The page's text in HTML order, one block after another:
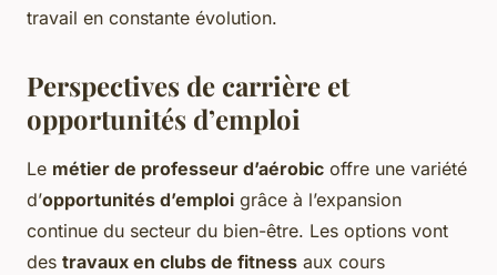
travail en constante évolution.
Perspectives de carrière et
opportunités d’emploi
Le métier de professeur d’aérobic offre une variété
d’opportunités d’emploi grâce à l’expansion
continue du secteur du bien-être. Les options vont
des travaux en clubs de fitness aux cours